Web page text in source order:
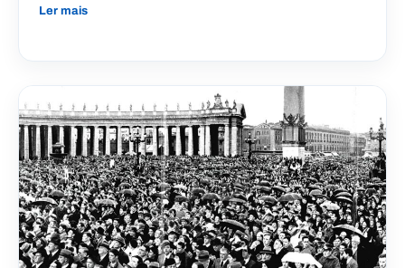
Ler mais
w
e
tt
e
r